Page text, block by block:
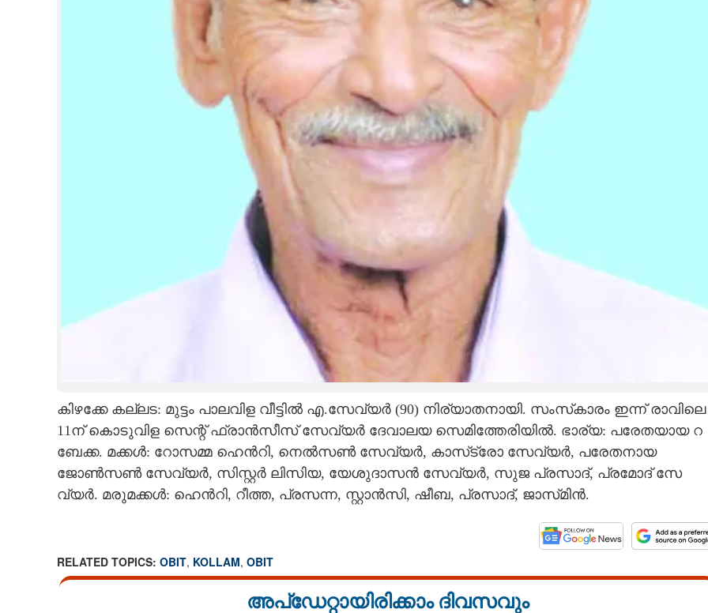
കിഴക്കേ കല്ലട: മുട്ടം പാലവിള വീട്ടിൽ എ.സേവ്യർ (90) നി​ര്യാ​ത​നായി. സംസ്‌കാ​രം ഇന്ന് രാവിലെ
11ന് കൊടുവിള സെന്റ് ഫ്രാൻസീസ് സേവ്യർ ദേവാലയ സെമിത്തേരി​യിൽ. ഭാര്യ: പരേതയായ റ​
ബേ​ക്ക. മക്കൾ: റോസമ്മ ഹെൻറി, നെൽസൺ സേവ്യർ, കാസ്‌ട്രോ സേവ്യർ, പരേതനായ
ജോൺസൺ സേവ്യർ, സിസ്റ്റർ ലിസിയ, യേശുദാസൻ സേവ്യർ, സുജ പ്രസാദ്, പ്രമോദ് സേ​
വ്യർ. മരുമക്കൾ: ഹെൻറി, റീത്ത, പ്രസന്ന, സ്റ്റാൻസി, ഷീബ, പ്രസാദ്, ജാസ്​മിൻ.
RELATED TOPICS: OBIT, KOLLAM, OBIT
അപ്ഡേറ്റായിരിക്കാം ദിവസവും